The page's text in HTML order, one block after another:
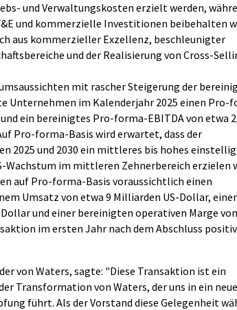
und Verwaltungskosten erzielt werden,
und kommerzielle Investitionen beibehalten
aus kommerzieller Exzellenz, beschleunigter
und der Realisierung von Cross-
mit rascher Steigerung der
Unternehmen im Kalenderjahr 2025 einen Pro-
ein bereinigtes Pro-forma-EBITDA von etwa
Pro-forma-Basis wird erwartet, dass der
2025 und 2030 ein mittleres bis hohes
Wachstum im mittleren Zehnerbereich erzielen
auf Pro-forma-Basis voraussichtlich einen
Umsatz von etwa 9 Milliarden US-Dollar,
und einer bereinigten operativen Marge
im ersten Jahr nach dem Abschluss
von Waters, sagte: "Diese Transaktion ist ein
Transformation von Waters, der uns in ein
führt. Als der Vorstand diese Gelegenheit